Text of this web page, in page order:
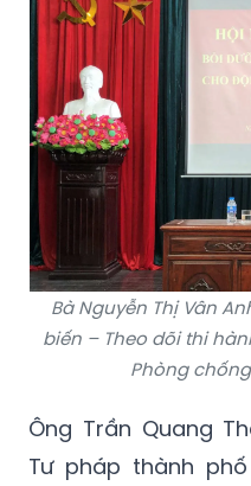
Bà Nguyễn Thị Vân
biến – Theo dõi thi
Phòng
Ông Trần Quang
Tư pháp thành